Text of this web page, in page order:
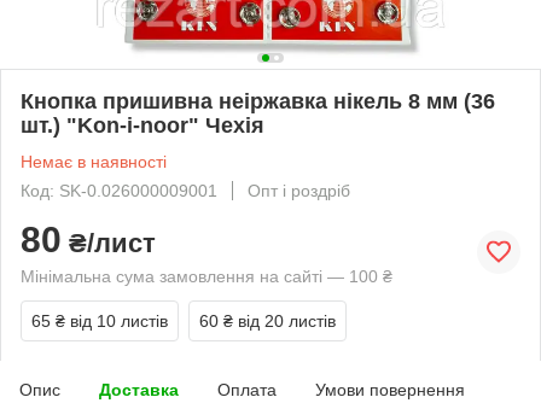
Кнопка пришивна неіржавка нікель 8 мм (36
шт.) "Kon-i-noor" Чехія
Немає в наявності
Код: SK-0.026000009001
Опт і роздріб
80 ₴/лист
Мінімальна сума замовлення на сайті — 100 ₴
65 ₴ від 10 листів 60 ₴ від 20 листів
Опис Доставка Оплата Умови повернення